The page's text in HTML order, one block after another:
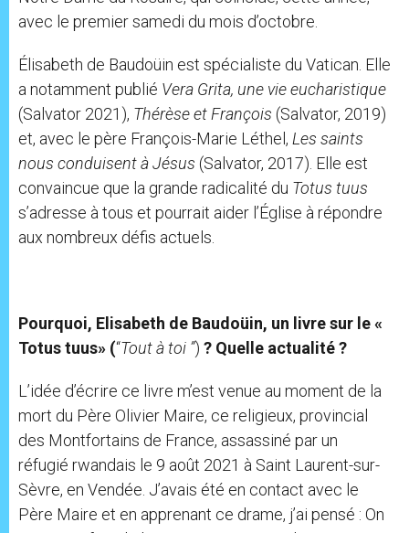
avec le premier samedi du mois d’octobre.
Élisabeth de Baudoüin est spécialiste du Vatican. Elle
a notamment publié Vera Grita, une vie eucharistique
(Salvator 2021), Thérèse et François (Salvator, 2019)
et, avec le père François-Marie Léthel, Les saints
nous conduisent à Jésus (Salvator, 2017). Elle est
convaincue que la grande radicalité du Totus tuus
s’adresse à tous et pourrait aider l’Église à répondre
aux nombreux défis actuels.
Pourquoi, Elisabeth de Baudoüin, un livre sur le «
Totus tuus» (“Tout à toi ”) ? Quelle actualité ?
L’idée d’écrire ce livre m’est venue au moment de la
mort du Père Olivier Maire, ce religieux, provincial
des Montfortains de France, assassiné par un
réfugié rwandais le 9 août 2021 à Saint Laurent-sur-
Sèvre, en Vendée. J’avais été en contact avec le
Père Maire et en apprenant ce drame, j’ai pensé : On